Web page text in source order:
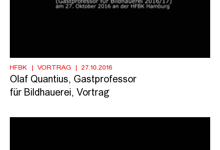
HFBK VORTRAG 27.10.2016
Olaf Quantius, Gastprofessor
für Bildhauerei, Vortrag